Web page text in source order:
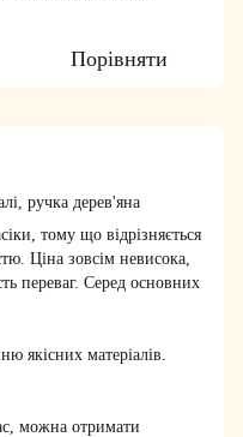
Порівняти
ручка дерев'яна
тому що відрізняється
Ціна зовсім невисока,
переваг. Серед основних
якісних матеріалів.
можна отримати